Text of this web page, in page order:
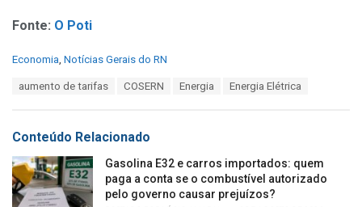
Fonte: O Poti
C
o
i
e
s
:
Economia Notícias Gerais do RN
:
aumento de tarifas COSERN Energia Energia Elétrica
Conteúdo Relacionado
Gasolina E32 e carros importados: quem
paga a conta se o combustível autorizado
pelo governo causar prejuízos?